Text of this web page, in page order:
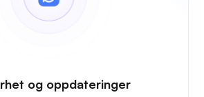
og oppdateringer